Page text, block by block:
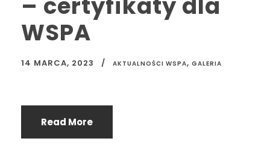
WSPA
14 MARCA, 2023 AKTUALNOŚCI WSPA, GALERIA
Read More